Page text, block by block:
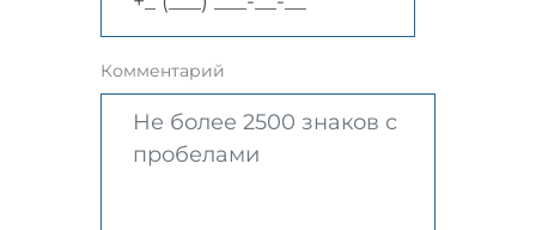
Комментарий